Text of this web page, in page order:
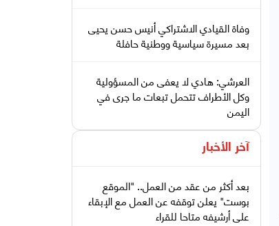
وفاة القيادي الاشتراكي أنيس حسن يحيى
بعد مسيرة سياسية ووطنية حافلة
العرشي: هادي لا يعفى من المسؤولية
وكل الأطراف تتحمل تبعات ما جرى في
اليمن
آخر الأخبار
بعد أكثر من عقد من العمل.. "الموقع
بوست" يعلن توقفه عن العمل مع الإبقاء
على أرشيفه متاحا للقراء